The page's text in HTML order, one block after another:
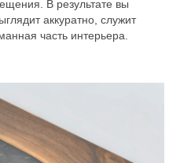
В результате вы
аккуратно, служит
часть интерьера.